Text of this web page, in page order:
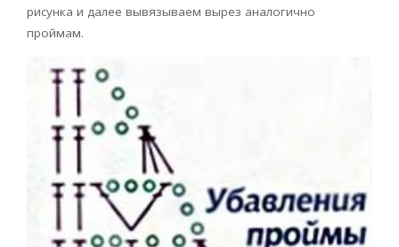
рисунка и далее вывязываем вырез аналогично
проймам.